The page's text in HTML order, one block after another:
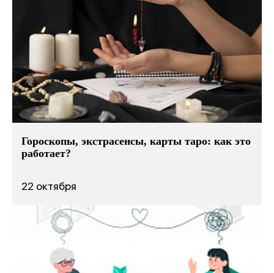
Гороскопы, экстрасенсы, карты таро: как это
работает?
22 октября